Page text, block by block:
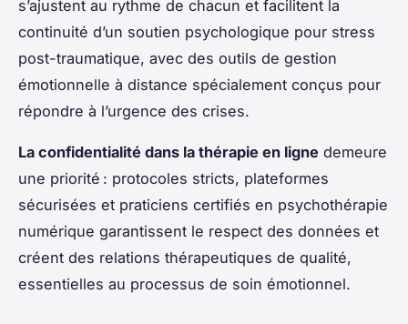
s’ajustent au rythme de chacun et facilitent la
continuité d’un soutien psychologique pour stress
post-traumatique, avec des outils de gestion
émotionnelle à distance spécialement conçus pour
répondre à l’urgence des crises.
La confidentialité dans la thérapie en ligne demeure
une priorité : protocoles stricts, plateformes
sécurisées et praticiens certifiés en psychothérapie
numérique garantissent le respect des données et
créent des relations thérapeutiques de qualité,
essentielles au processus de soin émotionnel.